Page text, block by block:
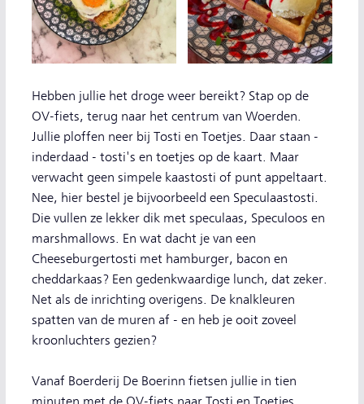
Hebben jullie het droge weer bereikt? Stap op de
OV-fiets, terug naar het centrum van Woerden.
Jullie ploffen neer bij Tosti en Toetjes. Daar staan -
inderdaad - tosti's en toetjes op de kaart. Maar
verwacht geen simpele kaastosti of punt appeltaart.
Nee, hier bestel je bijvoorbeeld een Speculaastosti.
Die vullen ze lekker dik met speculaas, Speculoos en
marshmallows. En wat dacht je van een
Cheeseburgertosti met hamburger, bacon en
cheddarkaas? Een gedenkwaardige lunch, dat zeker.
Net als de inrichting overigens. De knalkleuren
spatten van de muren af - en heb je ooit zoveel
kroonluchters gezien?
Vanaf Boerderij De Boerinn fietsen jullie in tien